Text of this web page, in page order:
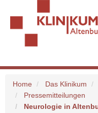
Home Das Klinikum
Pressemitteilungen
Neurologie in